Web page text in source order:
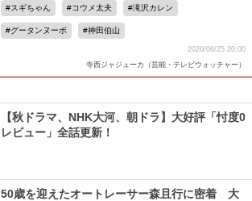
スギちゃん コウメ太夫 滝沢カレン
グータンヌーボ 神田伯山
2020/06/25 20:00
寺西ジャジューカ（芸能・テレビウォッチャー）
【秋ドラマ、NHK大河、朝ドラ】大好評「忖度0
レビュー」全話更新！
50歳を迎えたオートレーサー森且行に密着 大